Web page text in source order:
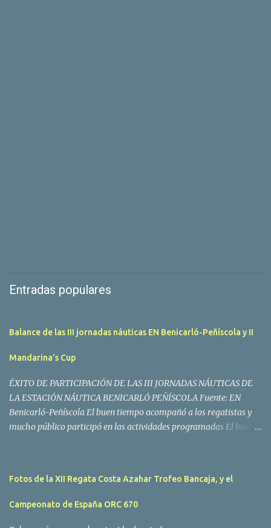
Entradas populares
Balance de las III jornadas náuticas EN Benicarló-Peñíscola y II
Mandarina's Cup
ÉXITO DE PARTICIPACIÓN DE LAS III JORNADAS NÁUTICAS DE
LA ESTACIÓN NÁUTICA BENICARLÓ PEÑÍSCOLA Fuente: EN
Benicarló-Peñíscola El buen tiempo acompañó a los regatistas y
mucho público participó en las actividades programadas El buen
embarcación Garví, un Malbec 240 del armador José Mª Villes fue
la merecida vencedora de la prueba, en la que tomaron parte un
Fotos de la XII Regata Costa Azahar Trofeo Bancaja, y el
Campeonato de España ORC 670